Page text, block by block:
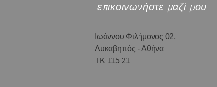
επικοινωνήστε μαζί μου
Ιωάννου Φιλήμονος 02,
Λυκαβηττός - Αθήνα
ΤΚ 115 21